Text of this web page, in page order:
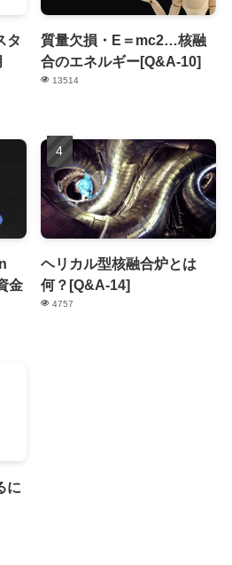
タ
質量欠損・E＝mc2…核融
合のエネルギー[Q&A-10]
13514
金
ヘリカル型核融合炉とは
何？[Q&A-14]
4757
に